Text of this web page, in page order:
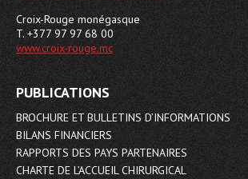
Croix-Rouge monégasque
T. +377 97 97 68 00
www.croix-rouge.mc
PUBLICATIONS
BROCHURE ET BULLETINS D’INFORMATIONS
BILANS FINANCIERS
RAPPORTS DES PAYS PARTENAIRES
CHARTE DE L’ACCUEIL CHIRURGICAL